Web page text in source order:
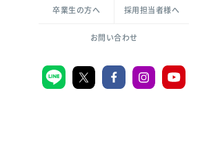
ハラスメントの防止
共生のための多様性宣言
一般教育課程
学芸員課程
図書館司書課程
卒業生の方へ 採用担当者様へ
お問い合わせ